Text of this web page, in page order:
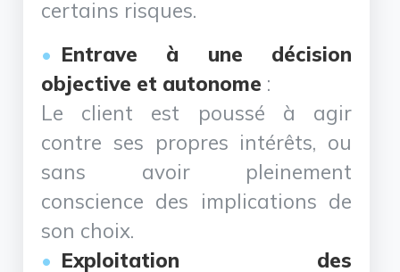
certains risques.
Entrave à une décision
objective et autonome :
Le client est poussé à agir
contre ses propres intérêts, ou
sans avoir pleinement
conscience des implications de
son choix.
Exploitation des